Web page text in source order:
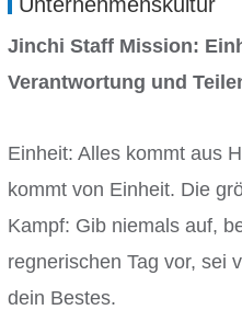
Jinchi Staff Mission:
Verantwortung und
Einheit: Alles kommt aus
kommt von Einheit. Die
Kampf: Gib niemals auf,
regnerischen Tag vor, sei
dein Bestes.